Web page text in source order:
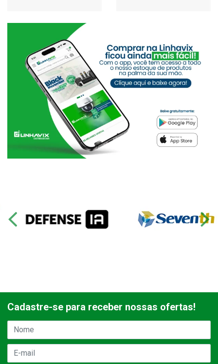
Cadastre-se para receber nossas ofertas!